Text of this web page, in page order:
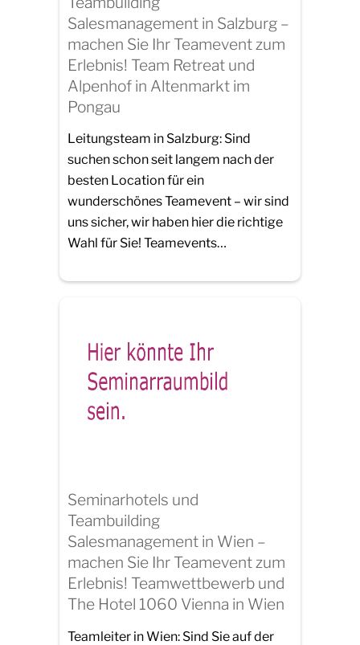
Salesmanagement in Salzburg –
machen Sie Ihr Teamevent zum
Erlebnis! Team Retreat und
Alpenhof in Altenmarkt im
Pongau
Leitungsteam in Salzburg: Sind
suchen schon seit langem nach der
besten Location für ein
wunderschönes Teamevent – wir sind
uns sicher, wir haben hier die richtige
Wahl für Sie! Teamevents…
Seminarhotels und
Teambuilding
Salesmanagement in Wien –
machen Sie Ihr Teamevent zum
Erlebnis! Teamwettbewerb und
The Hotel 1060 Vienna in Wien
Teamleiter in Wien: Sind Sie auf der